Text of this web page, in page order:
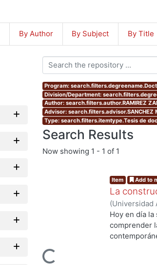
By Author By Subject By Title
Program:
Division/Department:
Author: search.filters.author.RAMIREZ
Advisor: search.filters.advisor.SANCHEZ
Type: search.filters.itemtype.Tesis de
Search Results
Now showing 1 - 1 of 1
Item Add to
La
(Universidad
de Servicios
Hoy en día
comprender